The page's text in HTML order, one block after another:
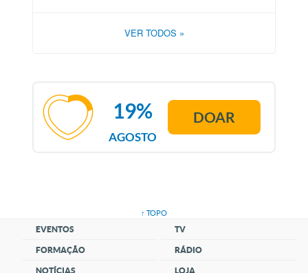
VER TODOS »
AGOSTO
19% DOAR
↑ TOPO
EVENTOS
FORMAÇÃO
NOTÍCIAS
TV
RÁDIO
LOJA